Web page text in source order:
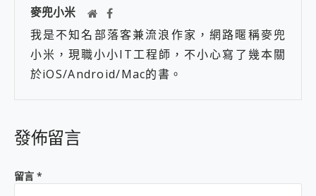
麥兜小米
我是不知名部落客兼流浪作家，網路暱稱麥兜
小米，現職小小IT工程師，不小心寫了幾本關
於iOS/Android/Mac的書。
發佈留言
留言 *